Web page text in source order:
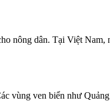
nông dân. Tại Việt
vùng ven biển như